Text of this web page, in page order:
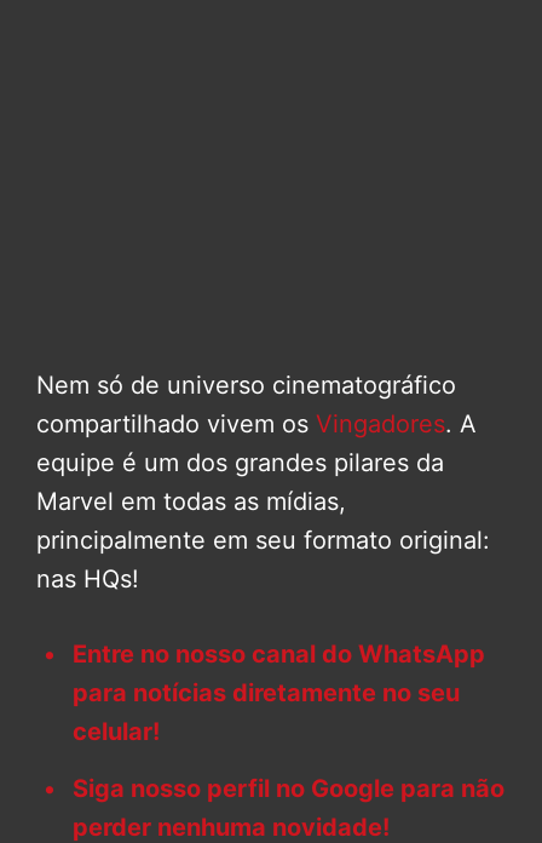
Nem só de universo cinematográfico
compartilhado vivem os Vingadores. A
equipe é um dos grandes pilares da
Marvel em todas as mídias,
principalmente em seu formato original:
nas HQs!
Entre no nosso canal do WhatsApp
para notícias diretamente no seu
celular!
Siga nosso perfil no Google para não
perder nenhuma novidade!